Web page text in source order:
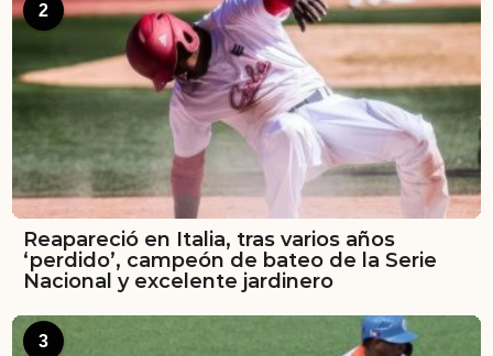
2
Reapareció en Italia, tras varios años
‘perdido’, campeón de bateo de la Serie
Nacional y excelente jardinero
3